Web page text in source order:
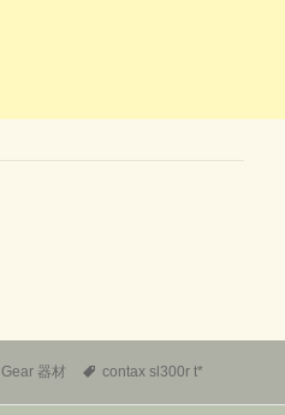
分
Gear 器材
标
contax sl300r t*